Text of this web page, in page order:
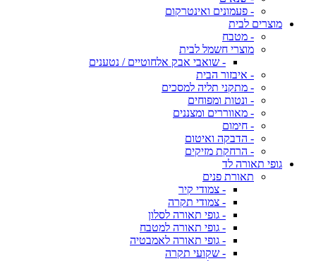
- פעמונים ואינטרקום
מוצרים לבית
- מטבח
מוצרי חשמל לבית
- שואבי אבק אלחוטיים / נטענים
- איבזור הבית
- מתקני תליה למסכים
- ונטות ומפוחים
- מאווררים ומצננים
- חימום
- הדבקה ואיטום
- הרחקת מזיקים
גופי תאורה לד
תאורת פנים
- צמודי קיר
- צמודי תקרה
- גופי תאורה לסלון
- גופי תאורה למטבח
- גופי תאורה לאמבטיה
- שקועי תקרה